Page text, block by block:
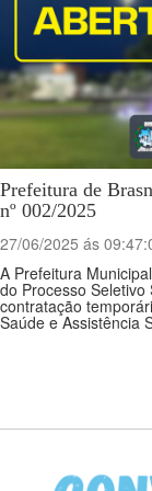
Prefeitura de
nº 002/2025
27/06/2025 ás
A Prefeitura
do Processo Seletivo
contratação
Saúde e Assistência